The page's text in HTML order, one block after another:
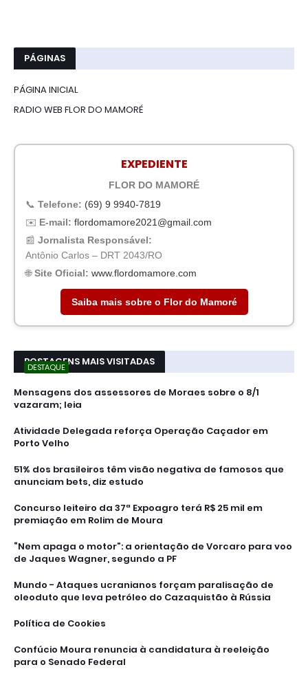
PÁGINAS
PÁGINA INICIAL
RADIO WEB FLOR DO MAMORÉ
EXPEDIENTE
FLOR DO MAMORÉ
📞 Telefone: (69) 9 9940-7819
✉️ E-mail: flordomamore2021@gmail.com
📰 Jornalista Responsável:
Antônio Carlos – DRT 2043/RO
🌐Site Oficial: www.flordomamore.com
Saiba mais sobre o Flor do Mamoré
POSTAGENS MAIS VISITADAS
DESTAQUE
Mensagens dos assessores de Moraes sobre o 8/1
vazaram; leia
Atividade Delegada reforça Operação Caçador em
Porto Velho
51% dos brasileiros têm visão negativa de famosos que
anunciam bets, diz estudo
Concurso leiteiro da 37ª Expoagro terá R$ 25 mil em
premiação em Rolim de Moura
“Nem apaga o motor”: a orientação de Vorcaro para voo
de Jaques Wagner, segundo a PF
Mundo - Ataques ucranianos forçam paralisação de
oleoduto que leva petróleo do Cazaquistão à Rússia
Política de Cookies
Confúcio Moura renuncia à candidatura à reeleição
para o Senado Federal